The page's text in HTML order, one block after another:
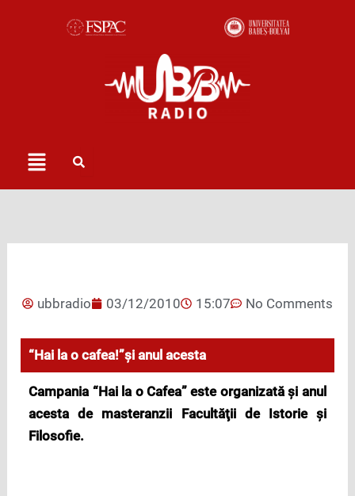
Menu
ubbradio 03/12/2010 15:07 No Comments
“Hai la o cafea!”și anul acesta
Campania “Hai la o Cafea” este organizată și anul
acesta de masteranzii Facultăţii de Istorie şi
Filosofie.